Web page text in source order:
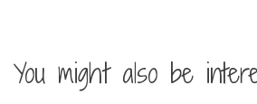
You might also be